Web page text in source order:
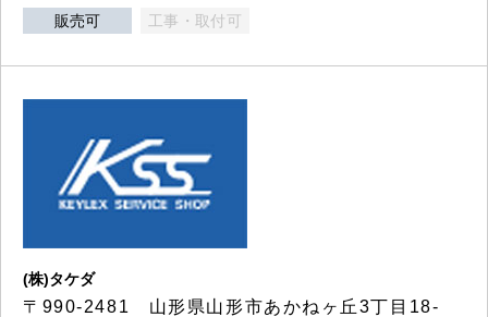
販売可 工事・取付可
(株)タケダ
〒990-2481 山形県山形市あかねヶ丘3丁目18-